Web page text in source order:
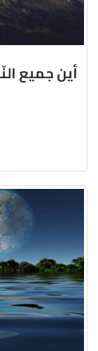
أين جميع